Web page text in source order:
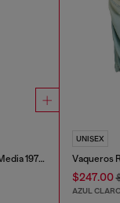
Vaqueros Flare Cintura Media 1978 D-Akemi
UNISEX
$247.00
AZUL